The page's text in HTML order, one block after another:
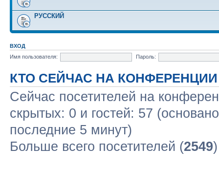
РУССКИЙ
ВХОД
Имя пользователя:
Пароль:
КТО СЕЙЧАС НА КОНФЕРЕНЦИИ
Сейчас посетителей на
скрытых: 0 и гостей: 57
последние 5 минут)
Больше всего посетителей (2549